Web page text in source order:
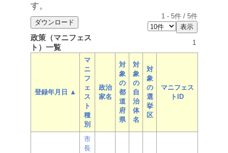
す。
1 - 5件 / 5件
政策（マニフェス
ト）一覧
1
登録年月日 ▲
マ
ニ
フ
ェ
ス
ト
種
別
政治
家名
対
象
の
都
道
府
県
対
象
の
自
治
体
名
対
象
の
選
挙
区
マニフェス
トID
市
長